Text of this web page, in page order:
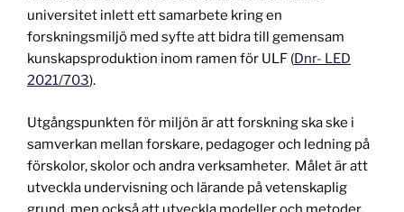
universitet inlett ett samarbete kring en
forskningsmiljö med syfte att bidra till gemensam
kunskapsproduktion inom ramen för ULF (Dnr- LED
2021/703).
Utgångspunkten för miljön är att forskning ska ske i
samverkan mellan forskare, pedagoger och ledning på
förskolor, skolor och andra verksamheter. Målet är att
utveckla undervisning och lärande på vetenskaplig